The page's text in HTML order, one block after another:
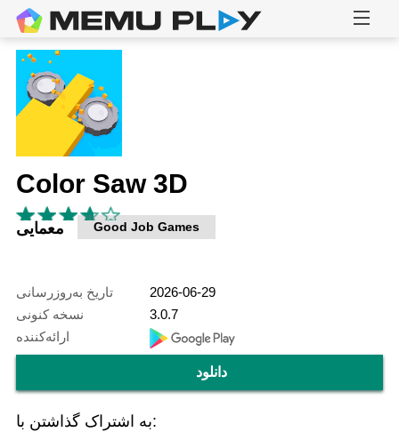
Color Saw 3D
معمایی Good Job Games
تاریخ به‌روزرسانی
2026-06-29
نسخه کنونی
3.0.7
ارائه‌کننده
دانلود
به اشتراک گذاشتن با: